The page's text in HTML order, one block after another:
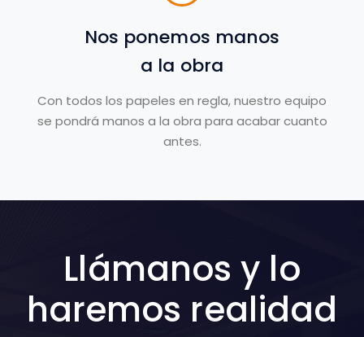
Nos ponemos manos
a la obra
Con todos los papeles en regla, nuestro equipo
se pondrá manos a la obra para acabar cuanto
antes.
Llámanos y lo
haremos realidad